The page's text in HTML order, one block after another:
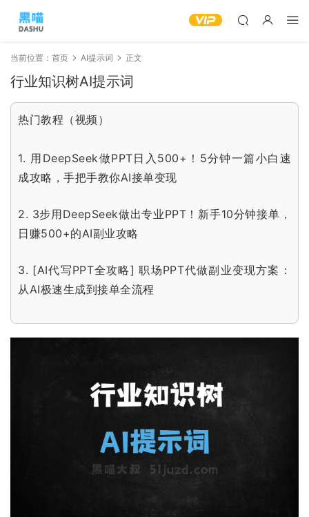
当前位置： 首页 AI提示词 正文
行业知识树AI提示词
热门教程（视频）
1. 用DeepSeek做PPT日入500+！5分钟一篇小白速
成攻略，手把手教你AI接单变现
2. 3步用DeepSeek做出专业PPT！新手10分钟接单，
日赚500+的AI副业攻略
3. [AI代写PPT全攻略] 职场PPT代做副业变现方案：
从AI极速生成到接单全流程